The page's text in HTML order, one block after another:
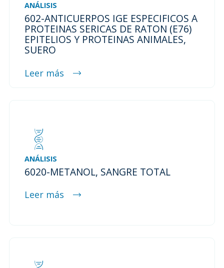
ANÁLISIS
602-ANTICUERPOS IGE ESPECIFICOS A
PROTEINAS SERICAS DE RATON (E76)
EPITELIOS Y PROTEINAS ANIMALES,
SUERO
Leer más
ANÁLISIS
6020-METANOL, SANGRE TOTAL
Leer más